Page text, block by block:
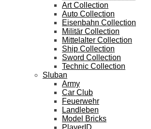
Art Collection
Auto Collection
Eisenbahn Collection
Militär Collection
Mittelalter Collection
Ship Collection
Sword Collection
Technic Collection
Sluban
Army
Car Club
Feuerwehr
Landleben
Model Bricks
PlayerID